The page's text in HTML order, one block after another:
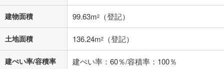
借り入れの際は各金融機関等に、必ずご自身でご確認をお願いいたしま
す。
条件によってお借り入れができないことがあります。
不動産会社に購入相談をする 無料
建物面積 99.63m2 （登記）
土地面積 136.24m2 （登記）
建ぺい率/容積率 建ぺい率：60％/容積率：100％